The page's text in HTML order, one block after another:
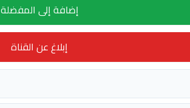
إضافة إلى المفضلة
إبلاغ عن القناة